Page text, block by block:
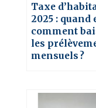
Taxe
2025 : quand
comment
les
mensuels ?